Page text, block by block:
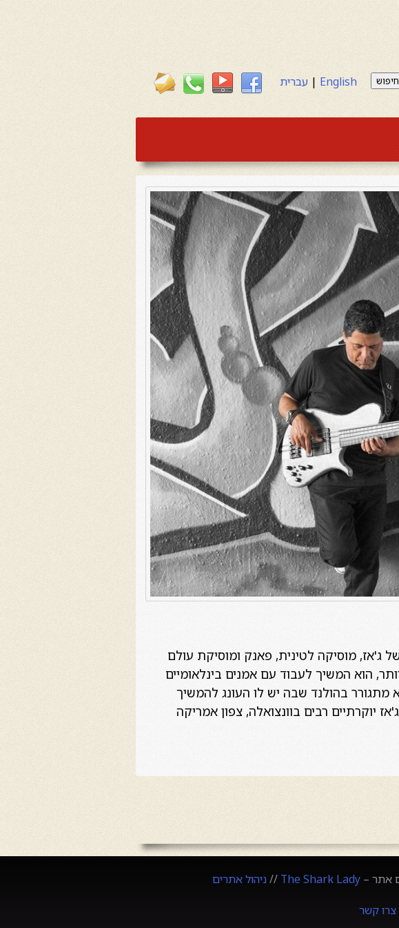
English
|עברית חיפוש
ג'אז, מוסיקה לטינית, פאנק ומוסיקת עולם
הוא המשיך לעבוד עם אמנים בינלאומיים
ביניהם; פקיטו דה ריברה, אל דימיולה וצ'וצ'ו ולדז. מאז 2001 הוא מתגורר בהולנד שבה יש לו העונג להמשיך
יוקרתיים רבים בוונצואלה, צפון אמריקה
אתר – The Shark Lady
//ניהול אתרים
צרו קשר